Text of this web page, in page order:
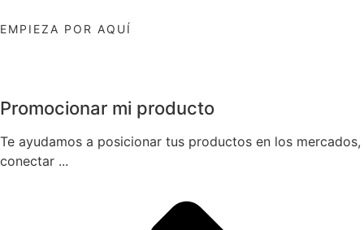
EMPIEZA POR AQUÍ
Promocionar mi producto
Te ayudamos a posicionar tus productos en los mercados,
conectar ...